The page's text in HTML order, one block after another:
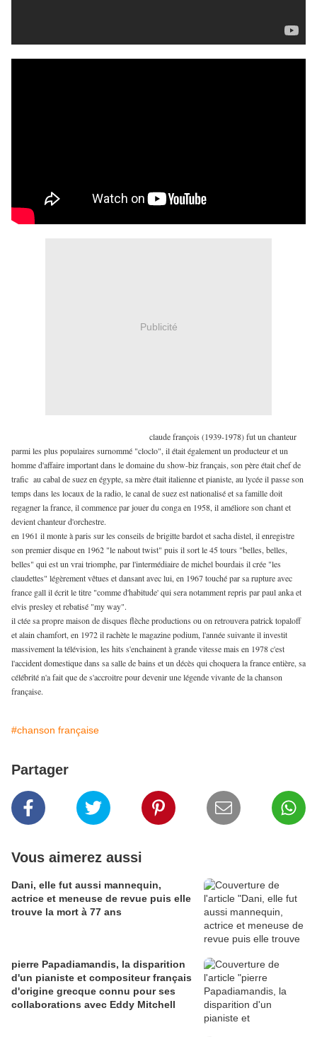
Publicité
claude françois (1939-1978) fut un chanteur
parmi les plus populaires surnommé "cloclo", il était également un producteur et un
homme d'affaire important dans le domaine du show-biz français, son père était chef de
trafic au cabal de suez en égypte, sa mère était italienne et pianiste, au lycée il passe son
temps dans les locaux de la radio, le canal de suez est nationalisé et sa famille doit
regagner la france, il commence par jouer du conga en 1958, il améliore son chant et
devient chanteur d'orchestre.
en 1961 il monte à paris sur les conseils de brigitte bardot et sacha distel, il enregistre
son premier disque en 1962 "le nabout twist" puis il sort le 45 tours "belles, belles,
belles" qui est un vrai triomphe, par l'intermédiaire de michel bourdais il crée "les
claudettes" légèrement vêtues et dansant avec lui, en 1967 touché par sa rupture avec
france gall il écrit le titre "comme d'habitude' qui sera notamment repris par paul anka et
elvis presley et rebatisé "my way".
il ctée sa propre maison de disques flèche productions ou on retrouvera patrick topaloff
et alain chamfort, en 1972 il rachète le magazine podium, l'année suivante il investit
massivement la télévision, les hits s'enchainent à grande vitesse mais en 1978 c'est
l'accident domestique dans sa salle de bains et un décès qui choquera la france entière, sa
célébrité n'a fait que de s'accroitre pour devenir une légende vivante de la chanson
française.
#chanson française
Partager
Vous aimerez aussi
Dani, elle fut aussi mannequin,
actrice et meneuse de revue puis elle
trouve la mort à 77 ans
pierre Papadiamandis, la disparition
d'un pianiste et compositeur français
d'origine grecque connu pour ses
collaborations avec Eddy Mitchell